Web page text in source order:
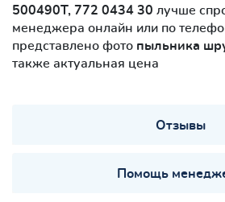
500490T, 772 0434 30 лучше
менеджера онлайн или по
представлено фото пыльника
также актуальная цена
Отзывы
Помощь